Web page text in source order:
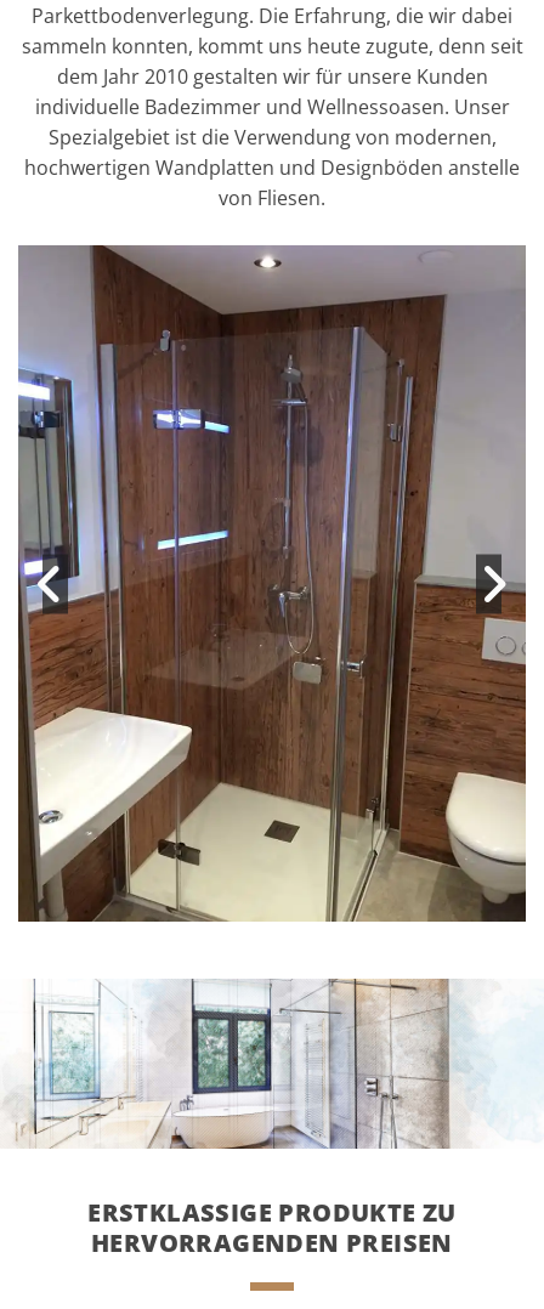
Parkettbodenverlegung. Die Erfahrung, die wir dabei
sammeln konnten, kommt uns heute zugute, denn seit
dem Jahr 2010 gestalten wir für unsere Kunden
individuelle Badezimmer und Wellnessoasen. Unser
Spezialgebiet ist die Verwendung von modernen,
hochwertigen Wandplatten und Designböden anstelle
von Fliesen.
ERSTKLASSIGE PRODUKTE ZU
HERVORRAGENDEN PREISEN